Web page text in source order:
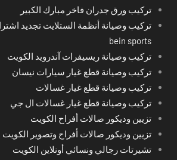
تركيب ورق جدران فاخر مبارك الكبير
تركيب وصيانة أنظمة الستلايت تجديد
bein sports
تركيب وصيانة ريسيفرات آندرويد الكويت
تركيب وصيانة قطع غيار سيارات نيسان
تركيب وصيانة قطع غيار غسالات
تركيب وصيانة قطع غيار غسالات ال جي
تزيين وديكور صالات أفراح الكويت
تزيين وديكور صالات أفراح وتصوير الكويت
تشيرتات رجالي ونسائي أونلاين الكويت